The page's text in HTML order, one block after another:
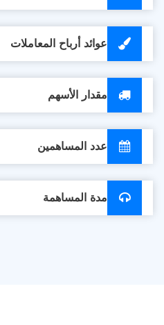
عوائد أرباح المعاملات
مقدار الأسهم
عدد المساهمين
مدة المساهمة